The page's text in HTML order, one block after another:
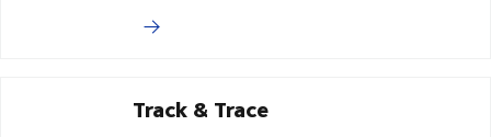
Track & Trace